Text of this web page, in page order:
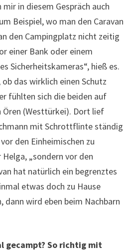
in diesem Gespräch auch
Beispiel, wo man den Caravan
den Campingplatz nicht zeitig
einer Bank oder einem
Sicherheitskameras“, hieß es.
das wirklich einen Schutz
fühlten sich die beiden auf
Ören (Westtürkei). Dort lief
mit Schrottflinte ständig
den Einheimischen zu
„sondern vor den
hat natürlich ein begrenztes
etwas doch zu Hause
dann wird eben beim Nachbarn
gecampt? So richtig mit